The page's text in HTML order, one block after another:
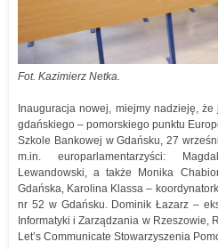
Fot. Kazimierz Netka.
Inauguracja nowej, miejmy nadzieję,
gdańskiego – pomorskiego punktu
Szkole Bankowej w Gdańsku, 27
m.in. europarlamentarzyści:
Lewandowski, a także Monika
Gdańska, Karolina Klassa –
nr 52 w Gdańsku. Dominik Łazarz –
Informatyki i Zarządzania w Rzeszowie,
Let’s Communicate Stowarzyszenia